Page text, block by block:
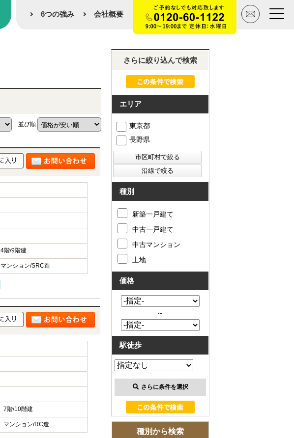
6つの強み 会社概要
トップページ
買いたい
売りたい
空間デザイン事例
マンションカタログ
会社概要
スタッフ紹介
お客様の声
お知らせ
来店予約
お気に入り物件
会員登録
ログイン
並び順
4階/9階建
マンション/SRC造
7階/10階建
マンション/RC造
さらに絞り込んで検索
エリア
東京都
長野県
種別
新築一戸建て
中古一戸建て
中古マンション
土地
価格
～
駅徒歩
さらに条件を選択
種別から検索